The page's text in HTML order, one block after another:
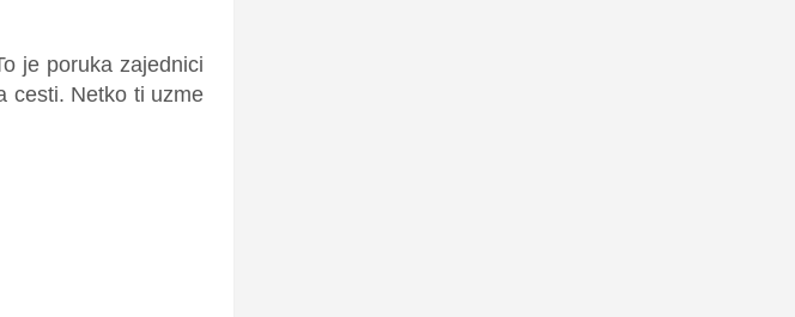
je poruka zajednici
cesti. Netko ti uzme